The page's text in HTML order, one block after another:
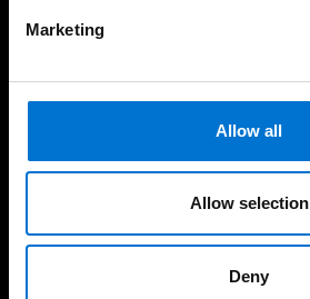
Marketing
Allow all
Allow selection
Deny
Dicas e conselhos